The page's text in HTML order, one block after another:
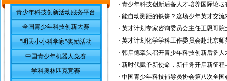
青少年科技创新活动服务平台
全国青少年科技创新大赛
"明天小小科学家"奖励活动
中国青少年机器人竞赛
学科奥林匹克竞赛
青少年科技创新后备人才培养国际论坛
能自动测距的铁饼？这场少年英才交
英才计划专家咨询委员会主任王恩哥院
英才计划化学学科工作委员会赴北京师
韩启德牵头召开青少年科技创新后备
新时代赋予新使命，新任务开启新征
中国青少年科技辅导员协会第八次全